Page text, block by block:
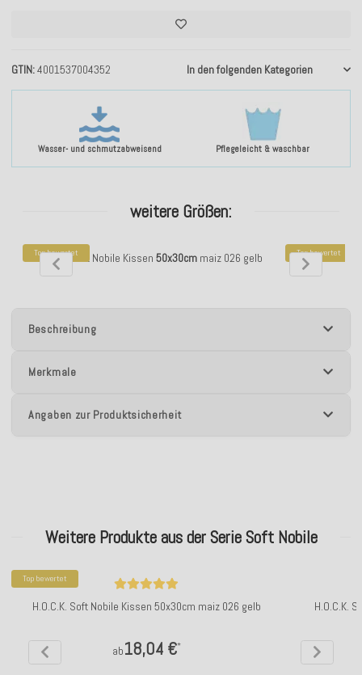
Wasser- und schmutzabweisend Pflegeleicht & waschbar
GTIN 4001537004352 In den folgenden Kategorien
weitere Größen:
Top bewertet
H.O.C.K. Soft Nobile Kissen 50x30cm maiz 026 gelb Top bewertet
H.O.C.K. Soft
Beschreibung
Merkmale
Angaben zur Produktsicherheit
Weitere Produkte aus der Serie Soft Nobile
Top bewertet
H.O.C.K. Soft Nobile Kissen 50x30cm maiz 026 gelb
ab18,04 €*
H.O.C.K.